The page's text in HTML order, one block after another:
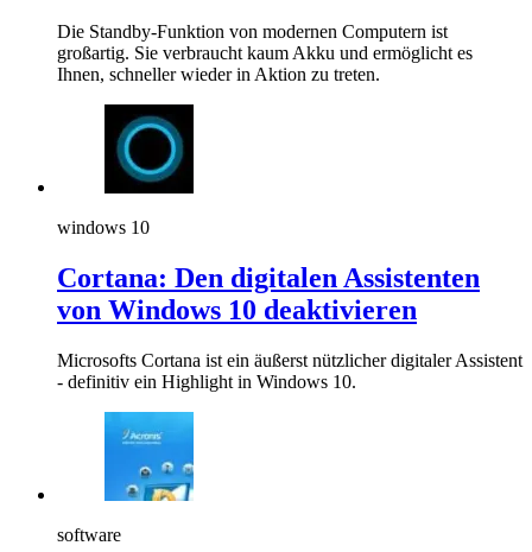
Die Standby-Funktion von modernen Computern ist
großartig. Sie verbraucht kaum Akku und ermöglicht es
Ihnen, schneller wieder in Aktion zu treten.
windows 10
Cortana: Den digitalen Assistenten
von Windows 10 deaktivieren
Microsofts Cortana ist ein äußerst nützlicher digitaler Assistent
- definitiv ein Highlight in Windows 10.
software